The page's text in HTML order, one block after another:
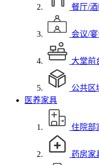
餐厅/
会议/
大堂前
公共区
医养家具
住院部
药房家